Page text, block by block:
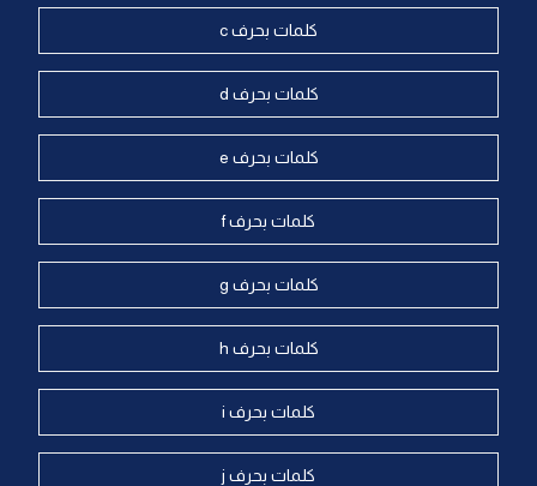
كلمات بحرف c
كلمات بحرف d
كلمات بحرف e
كلمات بحرف f
كلمات بحرف g
كلمات بحرف h
كلمات بحرف i
كلمات بحرف j